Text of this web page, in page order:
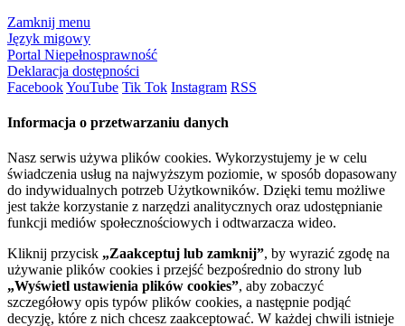
Zamknij menu
Język migowy
Portal Niepełnosprawność
Deklaracja dostępności
FacebookYouTube Tik Tok Instagram RSS
Informacja o przetwarzaniu danych
Nasz serwis używa plików cookies. Wykorzystujemy je w celu
świadczenia usług na najwyższym poziomie, w sposób dopasowany
do indywidualnych potrzeb Użytkowników. Dzięki temu możliwe
jest także korzystanie z narzędzi analitycznych oraz udostępnianie
funkcji mediów społecznościowych i odtwarzacza wideo.
Kliknij przycisk „Zaakceptuj lub zamknij”, by wyrazić zgodę na
używanie plików cookies i przejść bezpośrednio do strony lub
„Wyświetl ustawienia plików cookies”, aby zobaczyć
szczegółowy opis typów plików cookies, a następnie podjąć
decyzję, które z nich chcesz zaakceptować. W każdej chwili istnieje